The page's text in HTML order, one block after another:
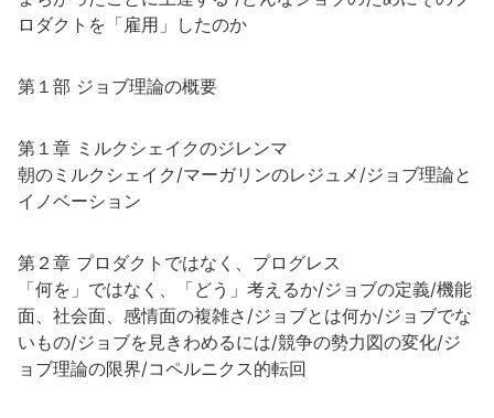
ロダクトを「雇用」したのか
第１部 ジョブ理論の概要
第１章 ミルクシェイクのジレンマ
朝のミルクシェイク/マーガリンのレジュメ/ジョブ理論と
イノベーション
第２章 プロダクトではなく、プログレス
「何を」ではなく、「どう」考えるか/ジョブの定義/機能
面、社会面、感情面の複雑さ/ジョブとは何か/ジョブでな
いもの/ジョブを見きわめるには/競争の勢力図の変化/ジ
ョブ理論の限界/コペルニクス的転回